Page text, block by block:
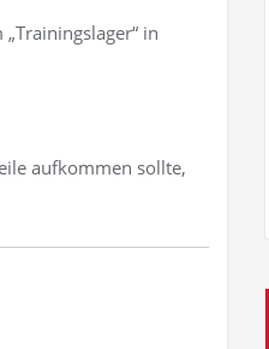
in
aufkommen sollte,